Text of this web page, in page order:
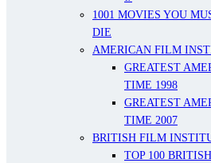
1001 MOVIES YOU
DIE
AMERICAN FILM
GREATEST
TIME 1998
GREATEST
TIME 2007
BRITISH FILM
TOP 100